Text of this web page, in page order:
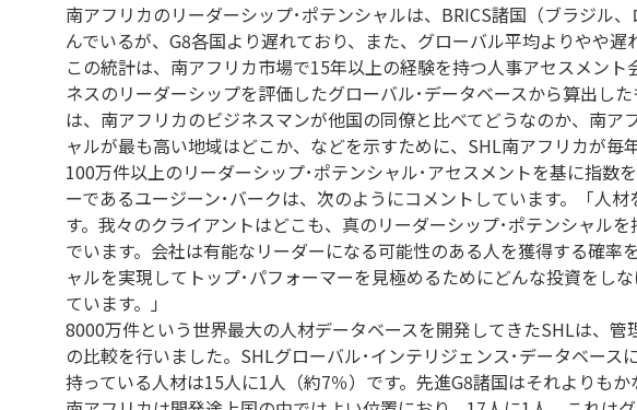
南アフリカのリーダーシップ･ポテンシャルは、BRICS諸国（ブラジル
んでいるが、G8各国より遅れており、また、グローバル平均よりやや遅
この統計は、南アフリカ市場で15年以上の経験を持つ人事アセスメン
ネスのリーダーシップを評価したグローバル･データベースから算出し
は、南アフリカのビジネスマンが他国の同僚と比べてどうなのか、南ア
ャルが最も高い地域はどこか、などを示すために、SHL南アフリカが毎
100万件以上のリーダーシップ･ポテンシャル･アセスメントを基に指数
ーであるユージーン･バークは、次のようにコメントしています。「人
す。我々のクライアントはどこも、真のリーダーシップ･ポテンシャル
でいます。会社は有能なリーダーになる可能性のある人を獲得する確率
ャルを実現してトップ･パフォーマーを見極めるためにどんな投資をし
ています。」
8000万件という世界最大の人材データベースを開発してきたSHLは、
の比較を行いました。SHLグローバル･インテリジェンス･データベース
持っている人材は15人に1人（約7％）です。先進G8諸国はそれよりもか